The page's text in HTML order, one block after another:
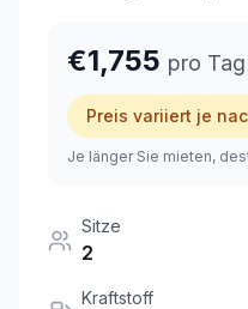
+351
€1,755 pro Tag
Preis variiert je
Je länger Sie mieten,
Sitze
2
Kraftstoff